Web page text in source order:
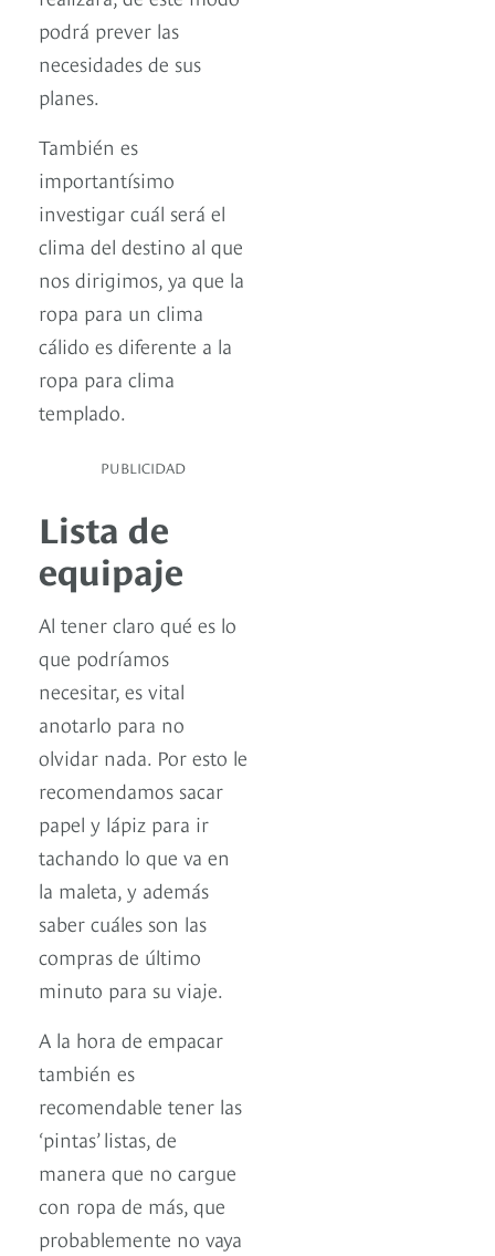
podrá prever las
necesidades de sus
planes.
También es
importantísimo
investigar cuál será el
clima del destino al que
nos dirigimos, ya que la
ropa para un clima
cálido es diferente a la
ropa para clima
templado.
PUBLICIDAD
Lista de
equipaje
Al tener claro qué es lo
que podríamos
necesitar, es vital
anotarlo para no
olvidar nada. Por esto le
recomendamos sacar
papel y lápiz para ir
tachando lo que va en
la maleta, y además
saber cuáles son las
compras de último
minuto para su viaje.
A la hora de empacar
también es
recomendable tener las
‘pintas’ listas, de
manera que no cargue
con ropa de más, que
probablemente no vaya